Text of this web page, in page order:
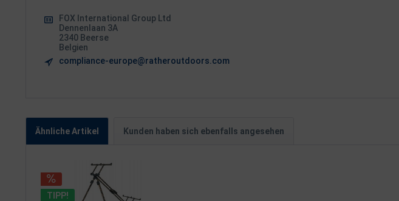
FOX International Group Ltd
Dennenlaan 3A
2340 Beerse
Belgien
compliance-europe@ratheroutdoors.com
Ähnliche Artikel Kunden haben sich ebenfalls angesehen
TIPP!